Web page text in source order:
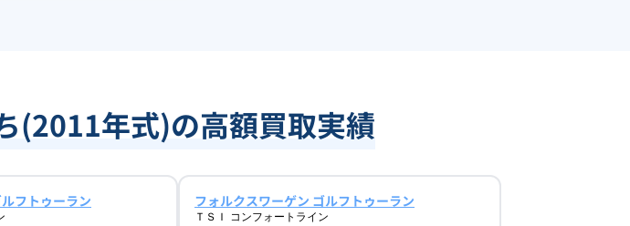
(2011年式)の高額買取実績
フトゥーラン フォルクスワーゲン ゴルフトゥーラン
ＴＳＩ コンフォートライン